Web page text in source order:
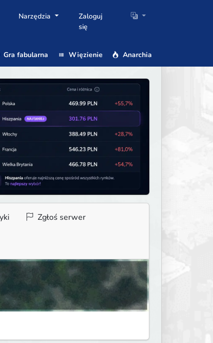
Narzędzia
Zaloguj
się
Gra fabularna Więzienie Anarchia
Zgłoś serwer